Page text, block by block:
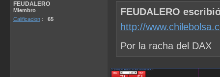
FEUDALERO
Miembro
Calificacion : 65
FEUDALERO
http://
Por la racha del DAX